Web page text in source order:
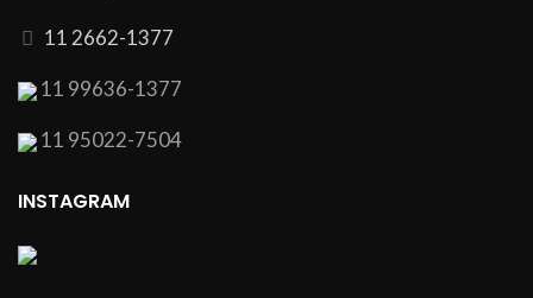
11 2662-1377
11 99636-1377
11 95022-7504
INSTAGRAM